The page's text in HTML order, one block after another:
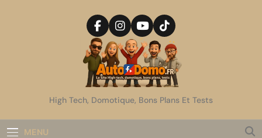
AutoDomo
High Tech, Domotique, Bons Plans Et Tests
MENU